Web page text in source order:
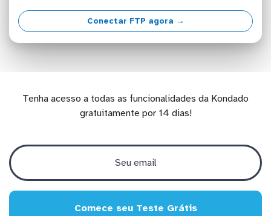
Conectar FTP agora →
Tenha acesso a todas as funcionalidades da Kondado
gratuitamente por 14 dias!
Comece seu Teste Grátis